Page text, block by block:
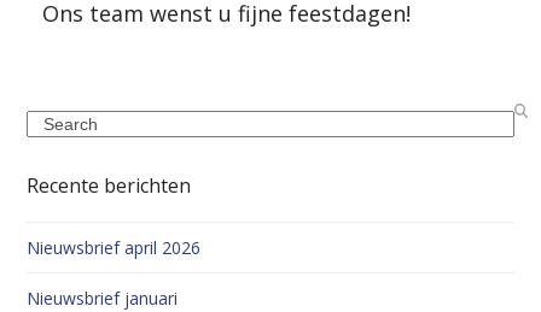
Ons team wenst u fijne feestdagen!
Search
Recente berichten
Nieuwsbrief april 2026
Nieuwsbrief januari